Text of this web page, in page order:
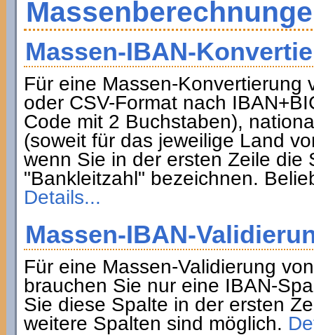
Massen-IBAN-
Für eine Massen-Konvertierung
oder CSV-Format nach
Code mit 2 Buchstaben),
(soweit für das jeweilige Land
wenn Sie in der ersten Zeile die
"Bankleitzahl" bezeichnen.
Details...
Massen-IBAN-
Für eine Massen-Validierung
brauchen Sie nur eine IBAN-
Sie diese Spalte in der ersten
weitere Spalten sind möglich.